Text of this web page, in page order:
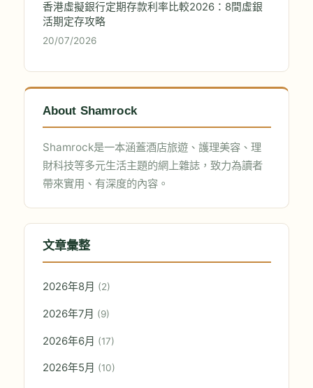
香港虛擬銀行定期存款利率比較2026：8間虛銀
活期定存攻略
20/07/2026
About Shamrock
Shamrock是一本涵蓋酒店旅遊、護理美容、理
財科技等多元生活主題的網上雜誌，致力為讀者
帶來實用、有深度的內容。
文章彙整
2026年8月 (2)
2026年7月 (9)
2026年6月 (17)
2026年5月 (10)